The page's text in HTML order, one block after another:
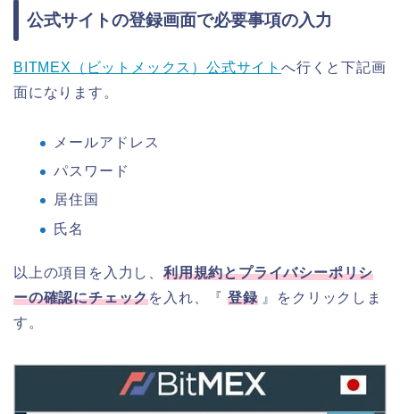
公式サイトの登録画面で必要事項の入力
BITMEX（ビットメックス）公式サイト へ行くと下記画
面になります。
メールアドレス
パスワード
居住国
氏名
以上の項目を入力し、 利用規約とプライバシーポリシ
ーの確認にチェックを入れ、『登録』をクリックしま
す。